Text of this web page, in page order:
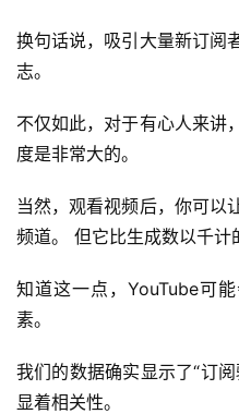
换句话说，吸引大量新订阅
志。
不仅如此，对于有心人来讲
度是非常大的。
当然，观看视频后，你可以
频道。 但它比生成数以千计
知道这一点，YouTube可
素。
我们的数据确实显示了“订
显着相关性。